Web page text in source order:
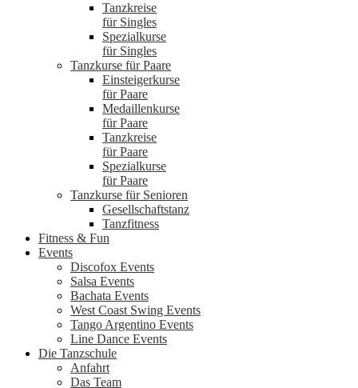
Tanzkreise
für Singles
Spezialkurse
für Singles
Tanzkurse für Paare
Einsteigerkurse
für Paare
Medaillenkurse
für Paare
Tanzkreise
für Paare
Spezialkurse
für Paare
Tanzkurse für Senioren
Gesellschaftstanz
Tanzfitness
Fitness & Fun
Events
Discofox Events
Salsa Events
Bachata Events
West Coast Swing Events
Tango Argentino Events
Line Dance Events
Die Tanzschule
Anfahrt
Das Team